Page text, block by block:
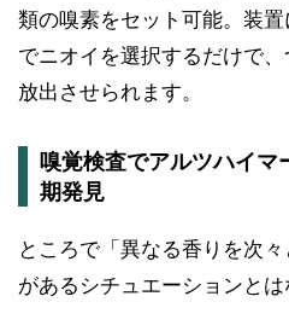
類の嗅素をセット可能。装
でニオイを選択するだけで
放出させられます。
嗅覚検査でアルツハイマ
期発見
ところで「異なる香りを次
があるシチュエーションと